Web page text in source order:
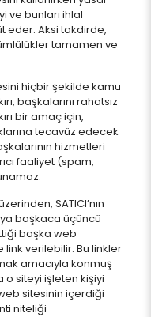
ve bunları ihlal
eder. Aksi takdirde,
tamamen ve
hiçbir şekilde kamu
başkalarını rahatsız
bir amaç için,
tecavüz edecek
hizmetleri
faaliyet (spam,
SATICI’nın
başkaca üçüncü
başka web
verilebilir. Bu linkler
amacıyla konmuş
siteyi işleten kişiyi
sitesinin içerdiği
niteliği